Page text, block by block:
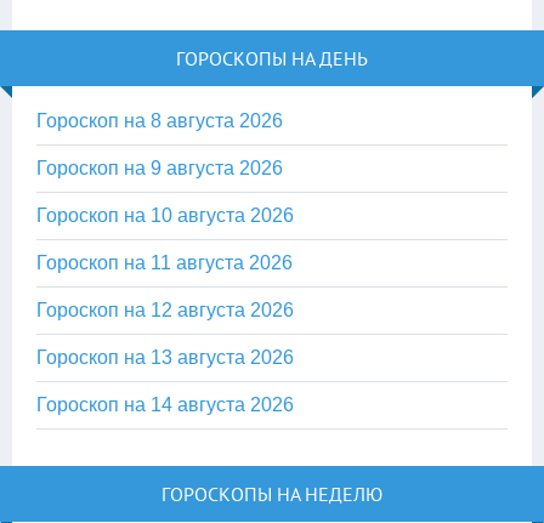
ГОРОСКОПЫ НА ДЕНЬ
Гороскоп на 8 августа 2026
Гороскоп на 9 августа 2026
Гороскоп на 10 августа 2026
Гороскоп на 11 августа 2026
Гороскоп на 12 августа 2026
Гороскоп на 13 августа 2026
Гороскоп на 14 августа 2026
ГОРОСКОПЫ НА НЕДЕЛЮ